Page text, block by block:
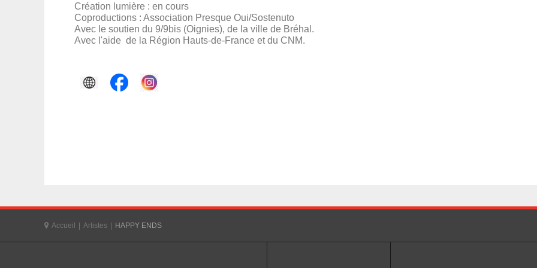
Création lumière : en cours
Coproductions : Association Presque Oui/Sostenuto
Avec le soutien du 9/9bis (Oignies), de la ville de Bréhal.
Avec l'aide de la Région Hauts-de-France et du CNM.
Accueil Artistes HAPPY ENDS